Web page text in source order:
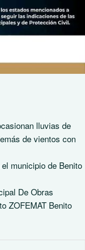
lluvias de
de vientos con
municipio de Benito
De Obras
ZOFEMAT Benito